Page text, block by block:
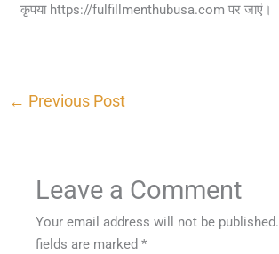
कृपया https://fulfillmenthubusa.com पर जाएं।
← Previous Post
Leave a Comment
Your email address will not be published.
fields are marked*